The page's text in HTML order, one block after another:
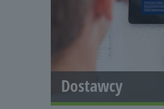
Dostawcy